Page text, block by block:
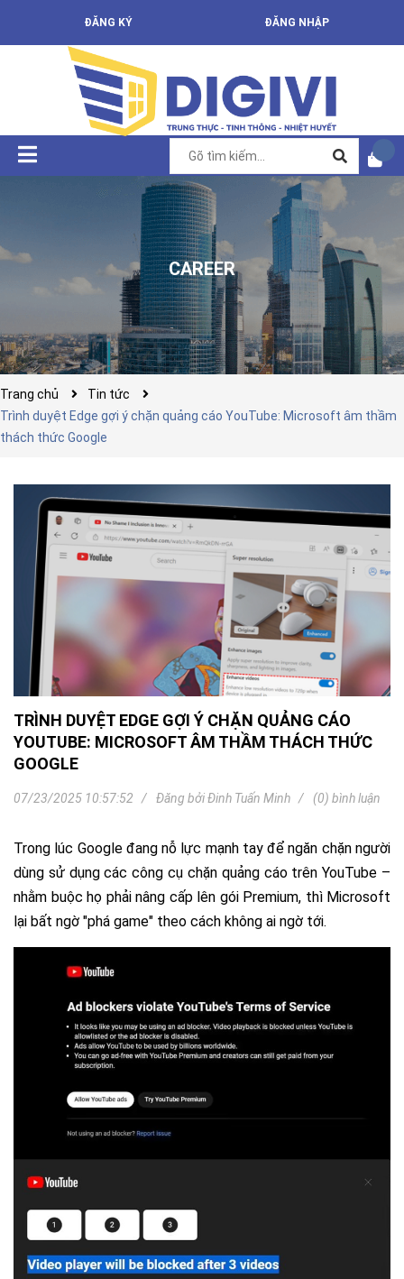
ĐĂNG KÝ ĐĂNG NHẬP
CAREER
Trang chủ
Tin tức
Trình duyệt Edge gợi ý chặn quảng cáo YouTube: Microsoft âm thầm
thách thức Google
TRÌNH DUYỆT EDGE GỢI Ý CHẶN QUẢNG CÁO
YOUTUBE: MICROSOFT ÂM THẦM THÁCH THỨC
GOOGLE
07/23/2025 10:57:52 Đăng bởiĐinh Tuấn Minh (0) bình luận
Trong lúc Google đang nỗ lực mạnh tay để ngăn chặn người
dùng sử dụng các công cụ chặn quảng cáo trên YouTube –
nhằm buộc họ phải nâng cấp lên gói Premium, thì Microsoft
lại bất ngờ "phá game" theo cách không ai ngờ tới.